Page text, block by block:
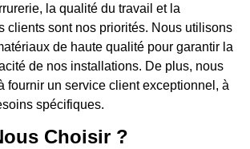
la qualité du travail et la
clients sont nos priorités. Nous utilisons
de haute qualité pour garantir la
de nos installations. De plus, nous
fournir un service client exceptionnel, à
spécifiques.
Choisir ?